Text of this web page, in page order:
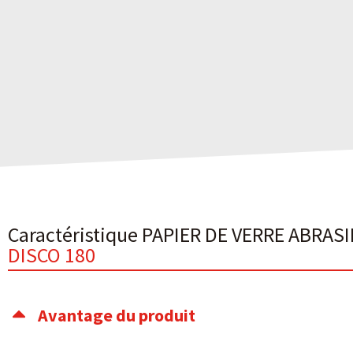
Caractéristique PAPIER DE VERRE
DISCO 180
Avantage du produit